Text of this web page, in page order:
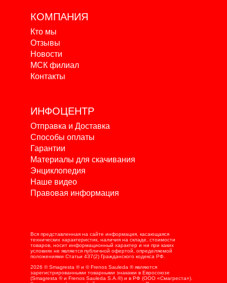
КОМПАНИЯ
Кто мы
Отзывы
Новости
МСК филиал
Контакты
ИНФОЦЕНТР
Отправка и Доставка
Способы оплаты
Гарантии
Материалы для скачивания
Энциклопедия
Наше видео
Правовая информация
Вся представленная на сайте информация, касающаяся
технических характеристик, наличия на складе, стоимости
товаров, носит информационный характер и ни при каких
условиях не является публичной офертой, определяемой
положениями Статьи 437(2) Гражданского кодекса РФ.
2026 © Smagresta ® и © Frenos Sauleda ® являются
зарегистрированными товарными знаками в Евросоюзе
(Smagresta ® и Frenos Sauleda S.A.®) и в РФ (ООО «Смагреста»).